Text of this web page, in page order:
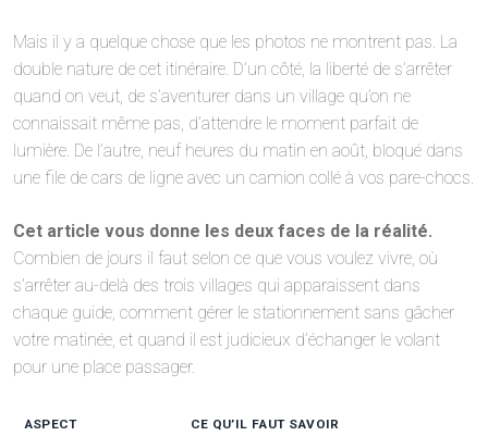
Mais il y a quelque chose que les photos ne montrent pas. La
double nature de cet itinéraire. D’un côté, la liberté de s’arrêter
quand on veut, de s’aventurer dans un village qu’on ne
connaissait même pas, d’attendre le moment parfait de
lumière. De l’autre, neuf heures du matin en août, bloqué dans
une file de cars de ligne avec un camion collé à vos pare-chocs.
Cet article vous donne les deux faces de la réalité.
Combien de jours il faut selon ce que vous voulez vivre, où
s’arrêter au-delà des trois villages qui apparaissent dans
chaque guide, comment gérer le stationnement sans gâcher
votre matinée, et quand il est judicieux d’échanger le volant
pour une place passager.
ASPECT CE QU’IL FAUT SAVOIR